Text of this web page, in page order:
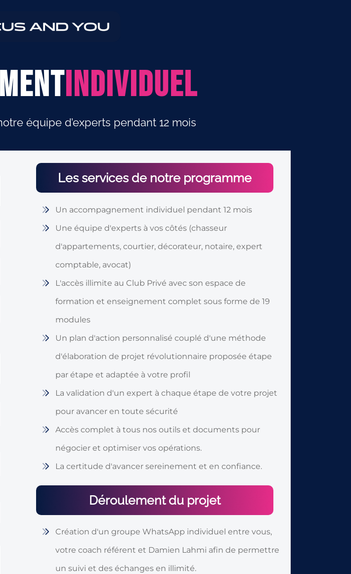
Individuel
équipe d’experts pendant 12 mois
Les services de notre programme
Un accompagnement individuel pendant 12 mois
Une équipe d'experts à vos côtés (chasseur
d'appartements, courtier, décorateur, notaire, expert
comptable, avocat)
L'accès illimite au Club Privé avec son espace de
formation et enseignement complet sous forme de 19
modules
Un plan d'action personnalisé couplé d'une méthode
d'élaboration de projet révolutionnaire proposée étape
par étape et adaptée à votre profil
La validation d'un expert à chaque étape de votre projet
pour avancer en toute sécurité
Accès complet à tous nos outils et documents pour
négocier et optimiser vos opérations.
La certitude d'avancer sereinement et en confiance.
Déroulement du projet
Création d'un groupe WhatsApp individuel entre vous,
votre coach référent et Damien Lahmi afin de permettre
un suivi et des échanges en illimité.